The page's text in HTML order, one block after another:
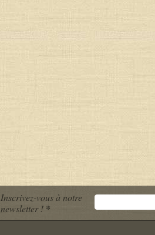
Inscrivez-vous à notre
newsletter ! *